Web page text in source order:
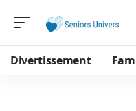
Divertissement